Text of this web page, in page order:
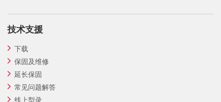
技术支援
下载
保固及维修
延长保固
常见问题解答
线上型录